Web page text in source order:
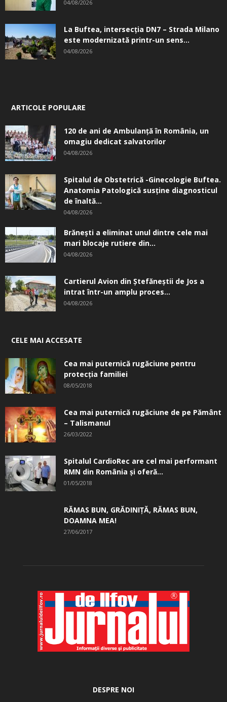
04/08/2026
La Buftea, intersecţia DN7 – Strada Milano
este modernizată printr-un sens...
04/08/2026
ARTICOLE POPULARE
120 de ani de Ambulanță în România, un
omagiu dedicat salvatorilor
04/08/2026
Spitalul de Obstetrică -Ginecologie Buftea.
Anatomia Patologică susţine diagnosticul
de înaltă...
04/08/2026
Brănești a eliminat unul dintre cele mai
mari blocaje rutiere din...
04/08/2026
Cartierul Avion din Ştefăneştii de Jos a
intrat într-un amplu proces...
04/08/2026
CELE MAI ACCESATE
Cea mai puternică rugăciune pentru
protecția familiei
08/05/2018
Cea mai puternică rugăciune de pe Pământ
– Talismanul
26/03/2022
Spitalul CardioRec are cel mai performant
RMN din România și oferă...
01/05/2018
RĂMAS BUN, GRĂDINIŢĂ, ­RĂMAS BUN,
DOAMNA MEA!
27/06/2017
DESPRE NOI